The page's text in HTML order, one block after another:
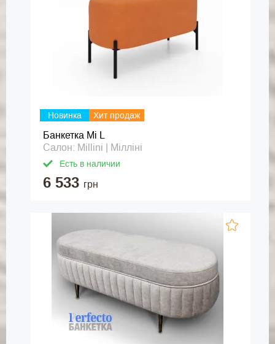
Новинка Хит продаж
Банкетка Mi L
Салон: Millini | Мілліні
Есть в наличии
6 533 грн